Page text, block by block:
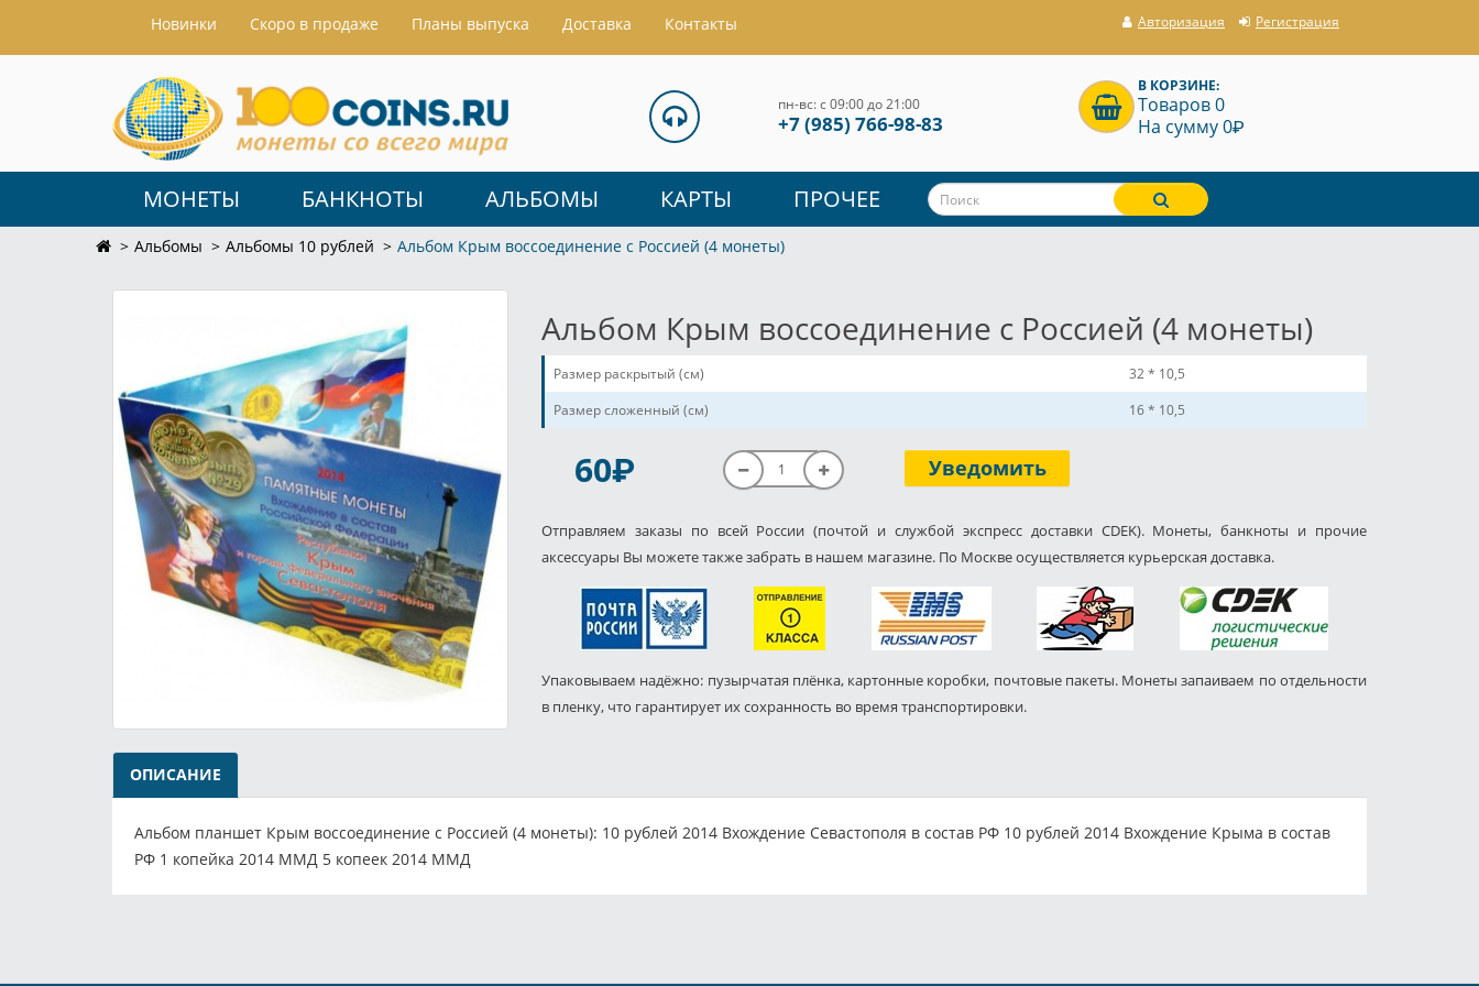
Hовинки Скоро в продаже Планы выпуска Доставка Контакты Авторизация Регистрация
пн-вс: с 09:00 до 21:00
+7 (985) 766-98-83
В КОРЗИНЕ:
Товаров 0
На сумму 0P
МОНЕТЫ БАНКНОТЫ АЛЬБОМЫ КАРТЫ ПРОЧЕЕ
Альбомы Альбомы 10 рублей Альбом Крым воссоединение с Россией (4 монеты)
Альбом Крым воссоединение с Россией (4 монеты)
Размер раскрытый (см)
32 * 10,5
Размер сложенный (см)
16 * 10,5
60P Уведомить
Отправляем заказы по всей России (почтой и службой экспресс доставки CDEK). Монеты, банкноты и прочие
аксессуары Вы можете также забрать в нашем магазине. По Москве осуществляется курьерская доставка.
Упаковываем надёжно: пузырчатая плёнка, картонные коробки, почтовые пакеты. Монеты запаиваем по отдельности
в пленку, что гарантирует их сохранность во время транспортировки.
ОПИСАНИЕ
Альбом планшет Крым воссоединение с Россией (4 монеты): 10 рублей 2014 Вхождение Севастополя в состав РФ 10 рублей 2014 Вхождение Крыма в состав
РФ 1 копейка 2014 ММД 5 копеек 2014 ММД